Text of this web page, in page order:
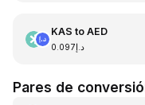
KAS to AED
د.إ0.097
Pares de